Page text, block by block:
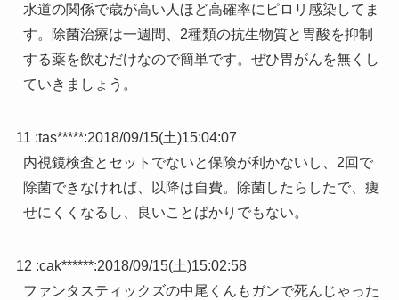
水道の関係で歳が高い人ほど高確率にピロリ感染してま
す。除菌治療は一週間、2種類の抗生物質と胃酸を抑制
する薬を飲むだけなので簡単です。ぜひ胃がんを無くし
ていきましょう。
11 :tas*****:2018/09/15(土)15:04:07
内視鏡検査とセットでないと保険が利かないし、2回で
除菌できなければ、以降は自費。除菌したらしたで、痩
せにくくなるし、良いことばかりでもない。
12 :cak******:2018/09/15(土)15:02:58
ファンタスティックズの中尾くんもガンで死んじゃった